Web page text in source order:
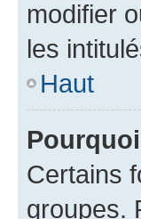
modifier
les
Haut
Certains
groupes.